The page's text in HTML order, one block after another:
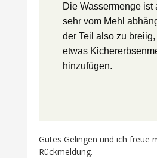
Die Wassermenge ist
sehr vom Mehl
der Teil also zu breiig,
etwas
hinzufügen.
Gutes Gelingen und ich freue
Rückmeldung.